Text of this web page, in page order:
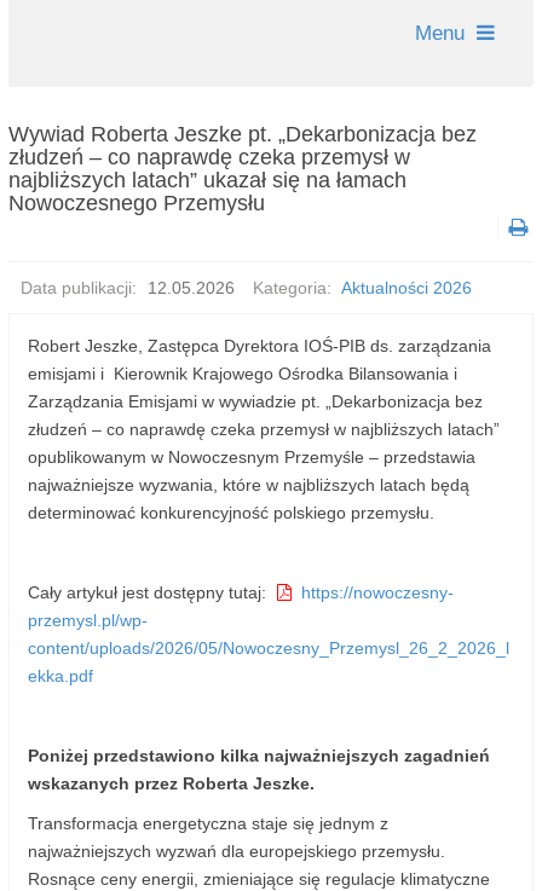
Menu
Wywiad Roberta Jeszke pt. „Dekarbonizacja bez
złudzeń – co naprawdę czeka przemysł w
najbliższych latach” ukazał się na łamach
Nowoczesnego Przemysłu
Data publikacji: 12.05.2026 Kategoria: Aktualności 2026
Robert Jeszke, Zastępca Dyrektora IOŚ-PIB ds. zarządzania
emisjami i Kierownik Krajowego Ośrodka Bilansowania i
Zarządzania Emisjami w wywiadzie pt. „Dekarbonizacja bez
złudzeń – co naprawdę czeka przemysł w najbliższych latach”
opublikowanym w Nowoczesnym Przemyśle – przedstawia
najważniejsze wyzwania, które w najbliższych latach będą
determinować konkurencyjność polskiego przemysłu.
Cały artykuł jest dostępny tutaj:
https://nowoczesny-
przemysl.pl/wp-
content/uploads/2026/05/Nowoczesny_Przemysl_26_2_2026_l
ekka.pdf
Poniżej przedstawiono kilka najważniejszych zagadnień
wskazanych przez Roberta Jeszke.
Transformacja energetyczna staje się jednym z
najważniejszych wyzwań dla europejskiego przemysłu.
Rosnące ceny energii, zmieniające się regulacje klimatyczne